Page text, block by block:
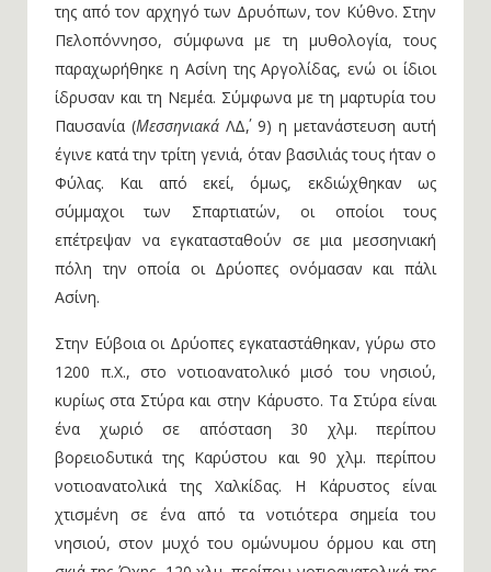
της από τον αρχηγό των Δρυόπων, τον Κύθνο. Στην
Πελοπόννησο, σύμφωνα με τη μυθολογία, τους
παραχωρήθηκε η Ασίνη της Αργολίδας, ενώ οι ίδιοι
ίδρυσαν και τη Νεμέα. Σύμφωνα με τη μαρτυρία του
Παυσανία (Μεσσηνιακά ΛΔ΄, 9) η μετανάστευση αυτή
έγινε κατά την τρίτη γενιά, όταν βασιλιάς τους ήταν ο
Φύλας. Και από εκεί, όμως, εκδιώχθηκαν ως
σύμμαχοι των Σπαρτιατών, οι οποίοι τους
επέτρεψαν να εγκατασταθούν σε μια μεσσηνιακή
πόλη την οποία οι Δρύοπες ονόμασαν και πάλι
Ασίνη.
Στην Εύβοια οι Δρύοπες εγκαταστάθηκαν, γύρω στο
1200 π.Χ., στο νοτιοανατολικό μισό του νησιού,
κυρίως στα Στύρα και στην Κάρυστο. Τα Στύρα είναι
ένα χωριό σε απόσταση 30 χλμ. περίπου
βορειοδυτικά της Καρύστου και 90 χλμ. περίπου
νοτιοανατολικά της Χαλκίδας. Η Κάρυστος είναι
χτισμένη σε ένα από τα νοτιότερα σημεία του
νησιού, στον μυχό του ομώνυμου όρμου και στη